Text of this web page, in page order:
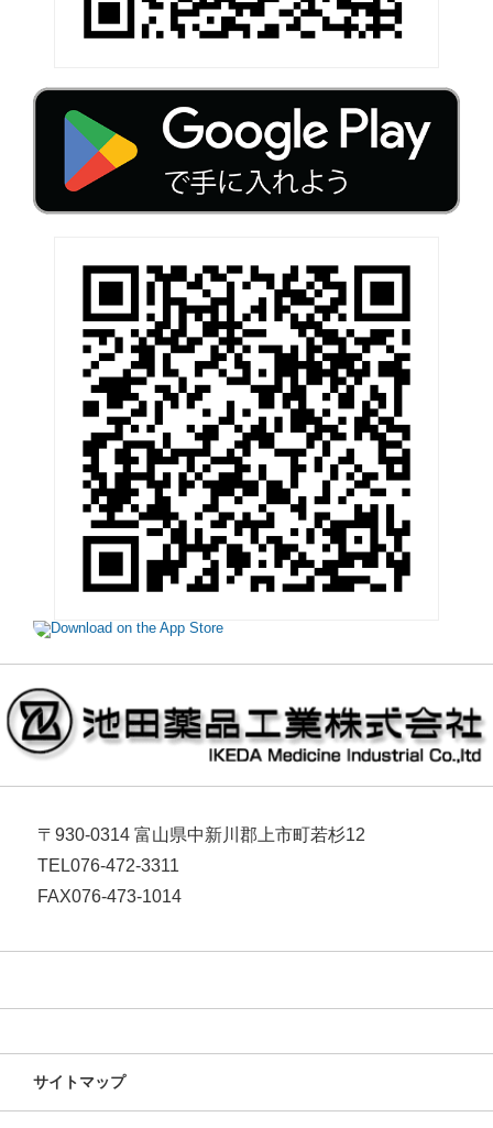
〒930-0314 富山県中新川郡上市町若杉12
TEL076-472-3311
FAX076-473-1014
サイトマップ